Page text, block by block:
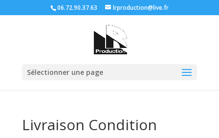
06.72.90.37.63 lrproduction@live.fr
Sélectionner une page
Livraison Condition